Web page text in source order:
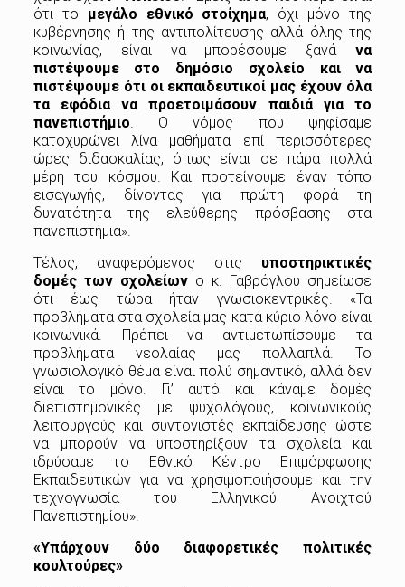
ότι το μεγάλο εθνικό στοίχημα, όχι μόνο της
κυβέρνησης ή της αντιπολίτευσης αλλά όλης της
κοινωνίας, είναι να μπορέσουμε ξανάνα
πιστέψουμε στο δημόσιο σχολείο και να
πιστέψουμε ότι οι εκπαιδευτικοί μας έχουν όλα
τα εφόδια να προετοιμάσουν παιδιά για το
πανεπιστήμιο . Ο νόμος που ψηφίσαμε
κατοχυρώνει λίγα μαθήματα επί περισσότερες
ώρες διδασκαλίας, όπως είναι σε πάρα πολλά
μέρη του κόσμου. Και προτείνουμε έναν τόπο
εισαγωγής, δίνοντας για πρώτη φορά τη
δυνατότητα της ελεύθερης πρόσβασης στα
πανεπιστήμια».
Τέλος, αναφερόμενος στις υποστηρικτικές
δομές των σχολείωνο κ. Γαβρόγλου σημείωσε
ότι έως τώρα ήταν γνωσιοκεντρικές. «Τα
προβλήματα στα σχολεία μας κατά κύριο λόγο είναι
κοινωνικά. Πρέπει να αντιμετωπίσουμε τα
προβλήματα νεολαίας μας πολλαπλά. Το
γνωσιολογικό θέμα είναι πολύ σημαντικό, αλλά δεν
είναι το μόνο. Γι’ αυτό και κάναμε δομές
διεπιστημονικές με ψυχολόγους, κοινωνικούς
λειτουργούς και συντονιστές εκπαίδευσης ώστε
να μπορούν να υποστηρίξουν τα σχολεία και
ιδρύσαμε το Εθνικό Κέντρο Επιμόρφωσης
Εκπαιδευτικών για να χρησιμοποιήσουμε και την
τεχνογνωσία του Ελληνικού Ανοιχτού
Πανεπιστημίου».
«Υπάρχουν δύο διαφορετικές πολιτικές
κουλτούρες»